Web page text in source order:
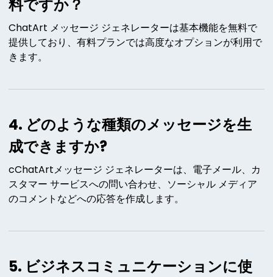
料ですか？
ChatArt メッセージ ジェネレーターは基本機能を無料で
提供しており、有料プランでは高度なオプションが利用で
きます。
4. どのような種類のメッセージを生
成できますか?
cChatArtメッセージ ジェネレーターは、電子メール、カ
スタマー サービスへの問い合わせ、ソーシャル メディア
のコメントなどへの応答を作成します。
5. ビジネスコミュニケーションに使